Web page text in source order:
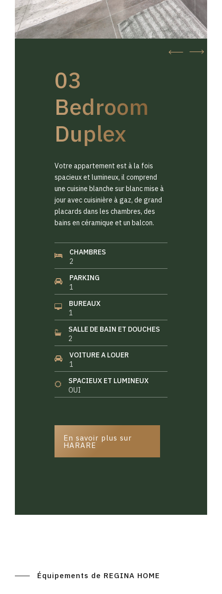
03
Bedroom
Duplex
Votre appartement est à la fois
spacieux et lumineux, il comprend
une cuisine blanche sur blanc mise à
jour avec cuisinière à gaz, de grand
placards dans les chambres, des
bains en céramique et un balcon.
CHAMBRES
2
PARKING
1
BUREAUX
1
SALLE DE BAIN ET DOUCHES
2
VOITURE A LOUER
1
SPACIEUX ET LUMINEUX
OUI
En savoir plus sur
HARARE
Équipements de REGINA HOME